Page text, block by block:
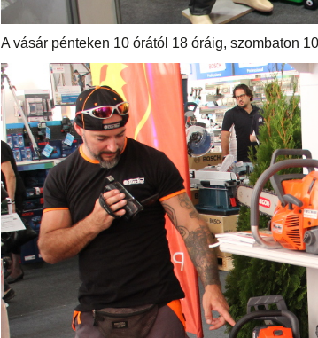
A vásár pénteken 10 órától 18 óráig, szombaton